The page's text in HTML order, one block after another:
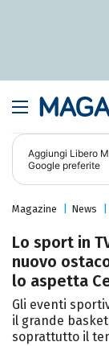
Aggiungi Libero
Google preferite
Magazine News
Lo sport in
nuovo
lo aspetta
Gli eventi
il grande
soprattutto il